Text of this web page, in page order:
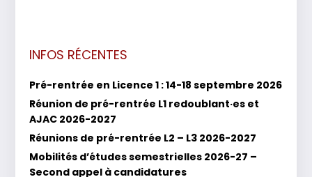
INFOS RÉCENTES
Pré-rentrée en Licence 1 : 14-18 septembre 2026
Réunion de pré-rentrée L1 redoublant·es et
AJAC 2026-2027
Réunions de pré-rentrée L2 – L3 2026-2027
Mobilités d’études semestrielles 2026-27 –
Second appel à candidatures